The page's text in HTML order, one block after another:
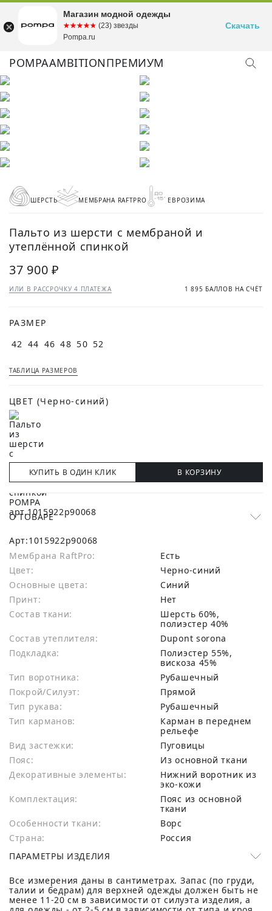
POMPAAMBITIONПРЕМИУМ
ШЕРСТЬ МЕМБРАНА RAFTPRO ЕВРОЗИМА
Пальто из шерсти с мембраной и
утеплённой спинкой
37 900 ₽
ИЛИ В РАССРОЧКУ 4 ПЛАТЕЖА 1 895 БАЛЛОВ НА СЧЁТ
РАЗМЕР
42 44 46 48 50 52
ТАБЛИЦА РАЗМЕРОВ
ЦВЕТ (Черно-синий)
КУПИТЬ В ОДИН КЛИК В КОРЗИНУ
О ТОВАРЕ
Арт:1015922p90068
Мембрана RaftPro:
есть
Цвет:
Черно-синий
Основные цвета:
синий
Принт:
Нет
Состав ткани:
шерсть 60%,
полиэстер 40%
Состав утеплителя:
Dupont sorona
Подкладка:
Полиэстер 55%,
вискоза 45%
Тип воротника:
Рубашечный
Покрой/Силуэт:
Прямой
Тип рукава:
Рубашечный
Тип карманов:
Карман в переднем
рельефе
Вид застежки:
Пуговицы
Пояс:
Из основной ткани
Декоративные элементы:
Нижний воротник из
эко-кожи
Комплектация:
Пояс из основной
ткани
Особенности ткани:
Ворс
Страна:
Россия
ПАРАМЕТРЫ ИЗДЕЛИЯ
Все измерения даны в сантиметрах. Запас (по груди,
талии и бедрам) для верхней одежды должен быть не
менее 11-20 см в зависимости от силуэта изделия, а
Магазин модной одежды
☆☆☆☆☆
★★★★★ (23) звезды
Pompa.ru
Скачать